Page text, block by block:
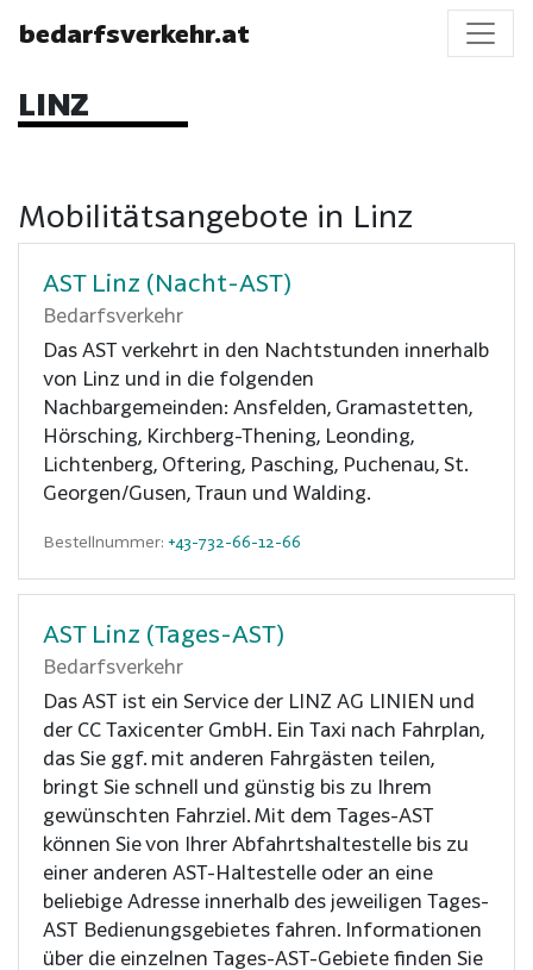
bedarfsverkehr.at
LINZ
Mobilitätsangebote in Linz
AST Linz (Nacht-AST)
Bedarfsverkehr
Das AST verkehrt in den Nachtstunden innerhalb
von Linz und in die folgenden
Nachbargemeinden: Ansfelden, Gramastetten,
Hörsching, Kirchberg-Thening, Leonding,
Lichtenberg, Oftering, Pasching, Puchenau, St.
Georgen/Gusen, Traun und Walding.
Bestellnummer: +43-732-66-12-66
AST Linz (Tages-AST)
Bedarfsverkehr
Das AST ist ein Service der LINZ AG LINIEN und
der CC Taxicenter GmbH. Ein Taxi nach Fahrplan,
das Sie ggf. mit anderen Fahrgästen teilen,
bringt Sie schnell und günstig bis zu Ihrem
gewünschten Fahrziel. Mit dem Tages-AST
können Sie von Ihrer Abfahrtshaltestelle bis zu
einer anderen AST-Haltestelle oder an eine
beliebige Adresse innerhalb des jeweiligen Tages-
AST Bedienungsgebietes fahren. Informationen
über die einzelnen Tages-AST-Gebiete finden Sie